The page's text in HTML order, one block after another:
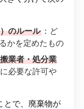
のルール ：ど
かを定めたもの
業者・処分業
必要な許可や
とで、廃棄物が